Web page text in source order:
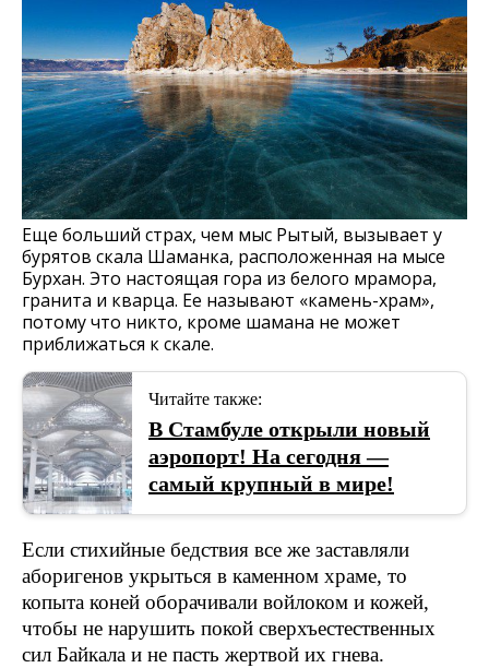
Еще больший страх, чем мыс Рытый, вызывает у
бурятов скала Шаманка, расположенная на мысе
Бурхан. Это настоящая гора из белого мрамора,
гранита и кварца. Ее называют «камень-храм»,
потому что никто, кроме шамана не может
приближаться к скале.
Читайте также:
В Стамбуле открыли новый
аэропорт! На сегодня —
самый крупный в мире!
Если стихийные бедствия все же заставляли
аборигенов укрыться в каменном храме, то
копыта коней оборачивали войлоком и кожей,
чтобы не нарушить покой сверхъестественных
сил Байкала и не пасть жертвой их гнева.